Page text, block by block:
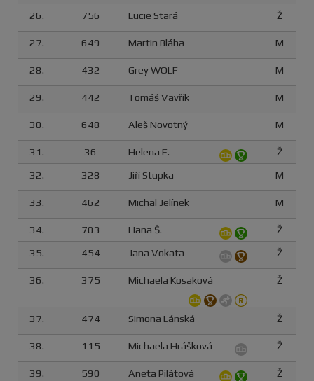
26.
756 Lucie Stará Ž
27. 649 Martin Bláha M
28. 432 Grey WOLF M
29. 442 Tomáš Vavřík M
30. 648 Aleš Novotný M
31. 36 Helena F.
Ž
32.
328 Jiří Stupka M
33. 462 Michal Jelínek M
34. 703 Hana Š.
Ž
35.
454 Jana Vokata Ž
36. 375 Michaela Kosaková Ž
37. 474 Simona Lánská Ž
38. 115 Michaela Hrášková Ž
39. 590 Aneta Pilátová Ž